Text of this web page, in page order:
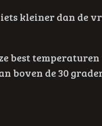
kleiner dan de
best
boven de 30